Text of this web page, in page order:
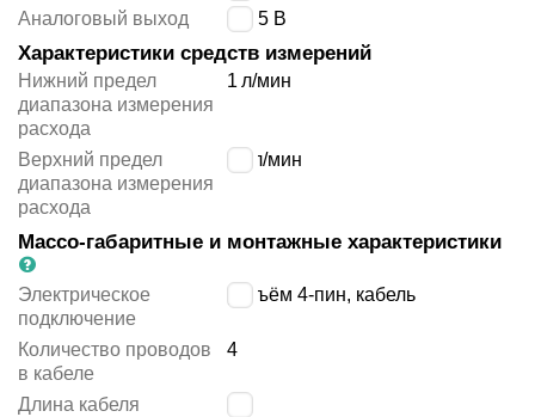
Аналоговый выход
1 ÷ 5 В
Характеристики средств измерений
Нижний предел
диапазона измерения
расхода
1 л/мин
Верхний предел
диапазона измерения
расхода
л/мин
Массо-габаритные и монтажные характеристики
Электрическое
подключение
разъём 4-пин, кабель
Количество проводов
в кабеле
4
Длина кабеля